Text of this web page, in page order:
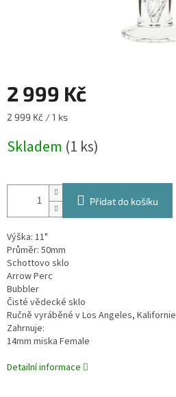
2 999 Kč
Měrná
2 999 Kč / 1 ks
Skladem (1 ks)
Přidat do košíku
Výška: 11"
Průměr: 50mm
Schottovo sklo
Arrow Perc
Bubbler
Čisté vědecké sklo
Ručně vyráběné v Los Angeles, Kalifornie
Zahrnuje:
14mm miska Female
Detailní informace